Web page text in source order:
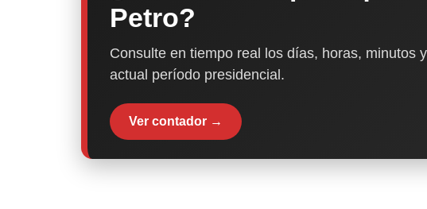
Petro?
Consulte en tiempo real los días, horas, minutos
actual período presidencial.
Ver contador →